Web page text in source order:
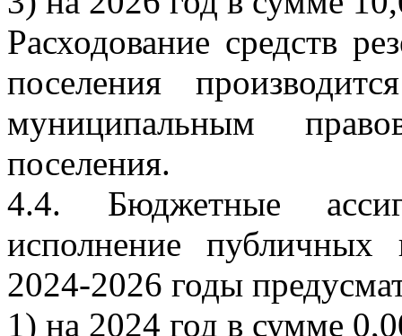
Расходование средств
поселения
муниципальным
поселения.
4.4. Бюджетные
исполнение публичных
2024-2026 годы
1) на 2024 год в сумме